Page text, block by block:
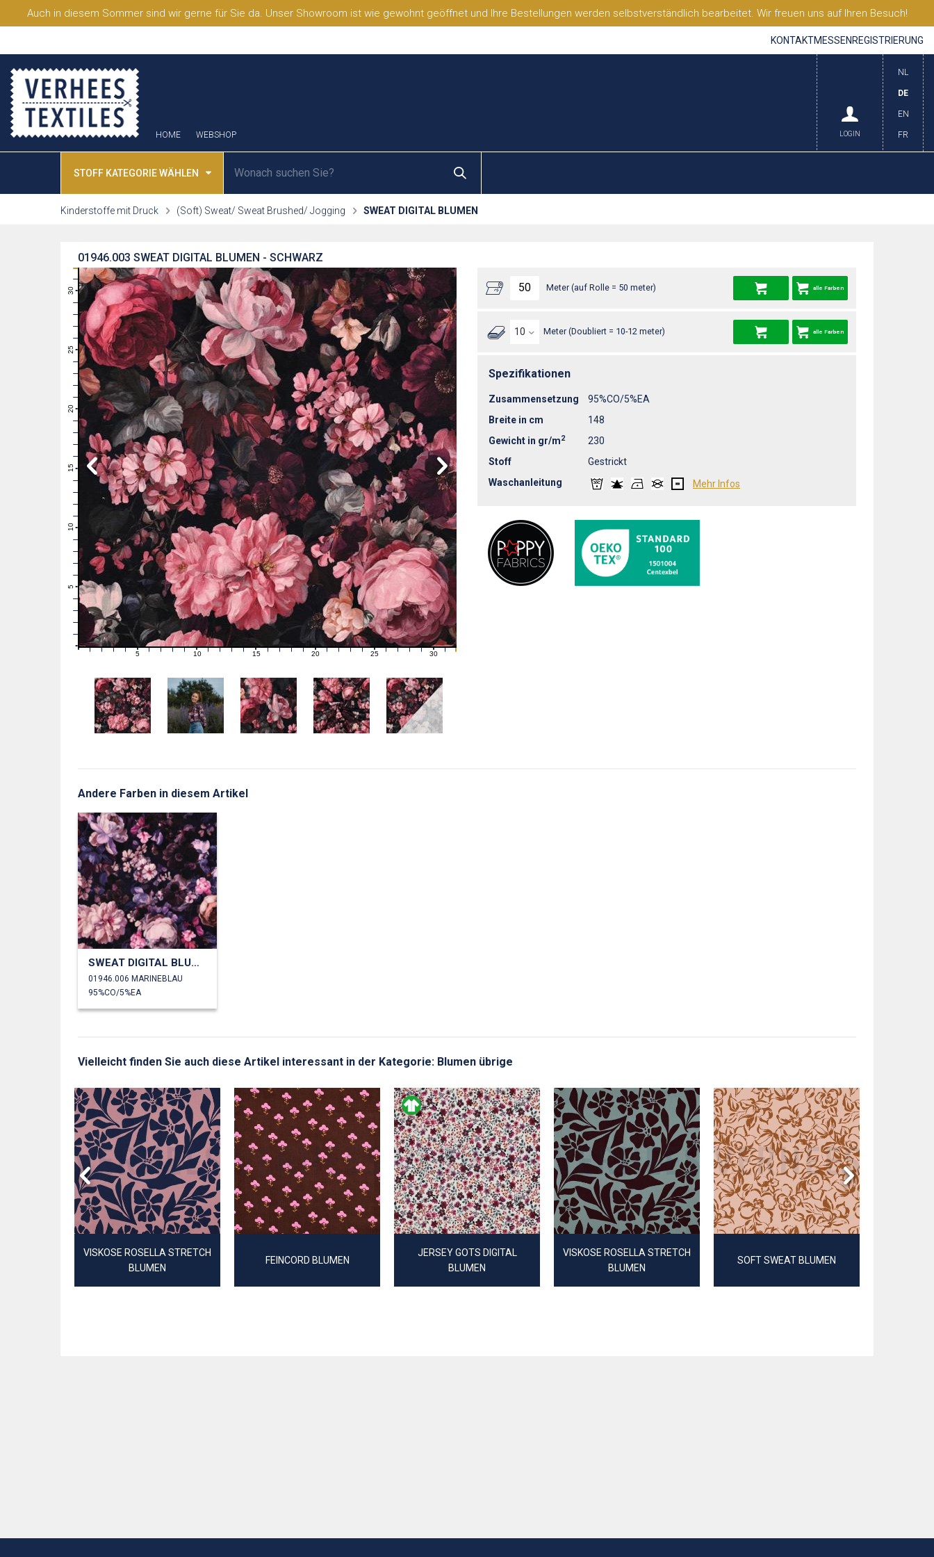
Auch in diesem Sommer sind wir gerne für Sie da. Unser Showroom ist wie gewohnt geöffnet und Ihre Bestellungen werden selbstverständlich bearbeitet. Wir freuen uns auf Ihren Besuch!
KONTAKTMESSEN REGISTRIERUNG
HOME WEBSHOP
NL
DE
EN
FR
LOGIN
STOFF KATEGORIE WÄHLEN
Kinderstoffe mit Druck (Soft) Sweat/ Sweat Brushed/ Jogging SWEAT DIGITAL BLUMEN
SWEAT DIGITAL BLUMEN - SCHWARZ
01946.003
4
5
7
10
11
12
13
14
15
16
17
18
19
20
21
22
23
24
25
26
27
28
29
30
31
0 1 2 3 4 5 6 7 8 9 10 11 12 13 14 15 16 17 18 19 20 21 22 23 24 25 26 27 28 29 30 31
Meter (auf Rolle = 50 meter) alle Farben
Meter (Doubliert = 10-12 meter) alle Farben
Spezifikationen
Zusammensetzung
95%CO/5%EA
Breite in cm
148
Gewicht in gr/m2
230
Stoff
Gestrickt
Waschanleitung
Mehr Infos
Andere Farben in diesem Artikel
SWEAT DIGITAL BLUMEN
01946.006 MARINEBLAU
95%CO/5%EA
Vielleicht finden Sie auch diese Artikel interessant in der Kategorie: Blumen übrige
VISKOSE ROSELLA STRETCH
BLUMEN
FEINCORD BLUMEN
JERSEY GOTS DIGITAL
BLUMEN
VISKOSE ROSELLA STRETCH
BLUMEN
SOFT SWEAT BLUMEN